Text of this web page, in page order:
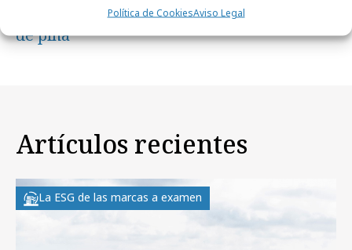
Política de CookiesAviso Legal
Ecoalf lanza sus zapatillas hechas con fibra
de piña
Artículos recientes
La ESG de las marcas a examen